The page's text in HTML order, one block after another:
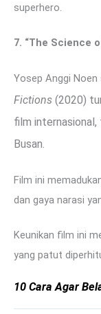
superhero.
7. “The Science
Yosep Anggi
Fictions (2020)
film
Busan.
Film ini
dan gaya narasi
Keunikan film ini
yang patut
10 Cara Agar